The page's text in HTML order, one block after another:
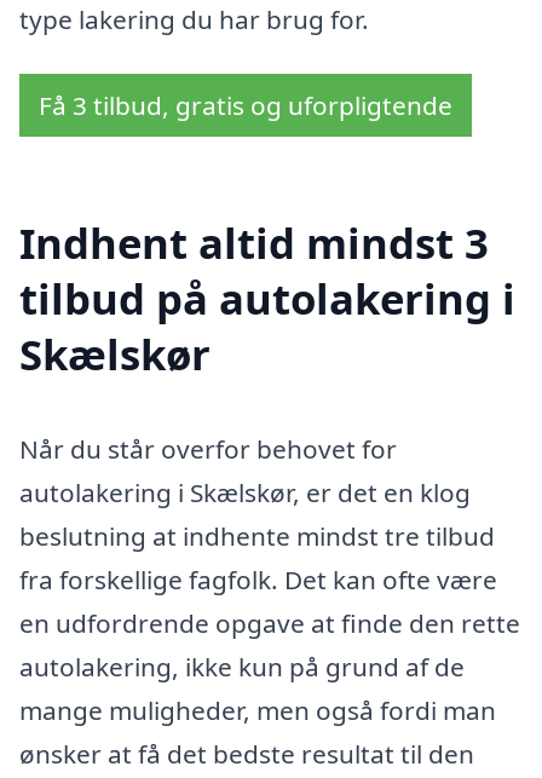
type lakering du har brug for.
Få 3 tilbud, gratis og uforpligtende
Indhent altid mindst 3
tilbud på autolakering i
Skælskør
Når du står overfor behovet for
autolakering i Skælskør, er det en klog
beslutning at indhente mindst tre tilbud
fra forskellige fagfolk. Det kan ofte være
en udfordrende opgave at finde den rette
autolakering, ikke kun på grund af de
mange muligheder, men også fordi man
ønsker at få det bedste resultat til den